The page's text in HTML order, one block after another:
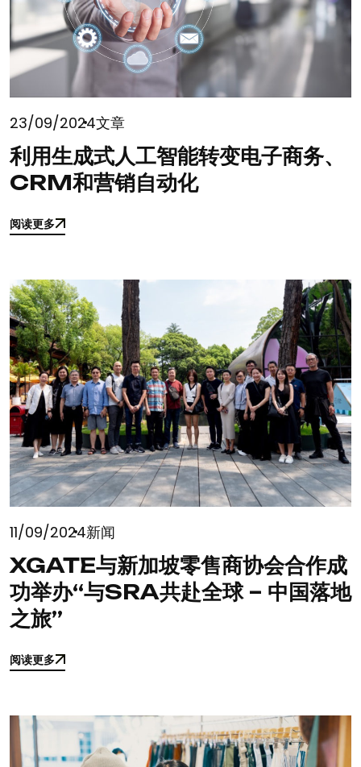
23/09/2024文章
利用生成式人工智能转变电子商务、
CRM和营销自动化
阅读更多
阅读更多
11/09/2024新闻
XGATE与新加坡零售商协会合作成
功举办“与SRA共赴全球 – 中国落地
之旅”
阅读更多
阅读更多